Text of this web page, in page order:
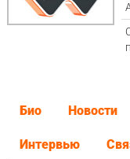
Био Новости
Интервью